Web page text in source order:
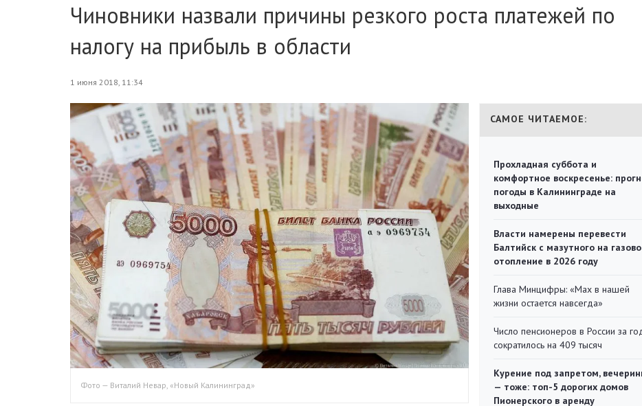
Чиновники назвали причины резкого роста платежей по
налогу на прибыль в области
1 июня 2018, 11:34
Фото — Виталий Невар, «Новый Калининград»
САМОЕ ЧИТАЕМОЕ:
Прохладная суббота и
комфортное воскресенье:
погоды в Калининграде на
выходные
Власти намерены перевести
Балтийск с мазутного на
отопление в 2026 году
Глава Минцифры: «Мах в нашей
жизни остается навсегда»
Число пенсионеров в России за
сократилось на 409 тысяч
Курение под запретом,
— тоже: топ-5 дорогих домов
Пионерского в аренду